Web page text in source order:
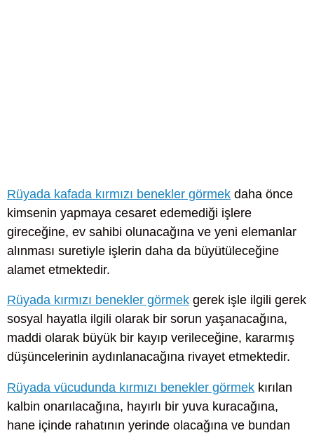
Rüyada kafada kırmızı benekler görmek daha önce
kimsenin yapmaya cesaret edemediği işlere
gireceğine, ev sahibi olunacağına ve yeni elemanlar
alınması suretiyle işlerin daha da büyütüleceğine
alamet etmektedir.
Rüyada kırmızı benekler görmek gerek işle ilgili gerek
sosyal hayatla ilgili olarak bir sorun yaşanacağına,
maddi olarak büyük bir kayıp verileceğine, kararmış
düşüncelerinin aydınlanacağına rivayet etmektedir.
Rüyada vücudunda kırmızı benekler görmek kırılan
kalbin onarılacağına, hayırlı bir yuva kuracağına,
hane içinde rahatının yerinde olacağına ve bundan